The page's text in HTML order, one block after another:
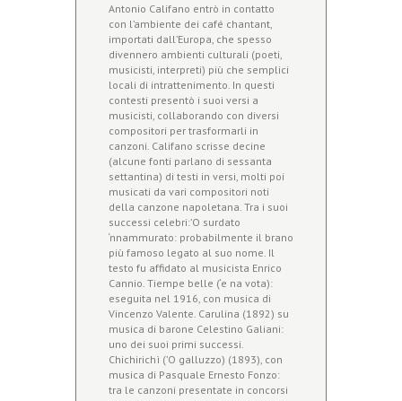
Antonio Califano entrò in contatto
con l’ambiente dei café chantant,
importati dall’Europa, che spesso
divennero ambienti culturali (poeti,
musicisti, interpreti) più che semplici
locali di intrattenimento. In questi
contesti presentò i suoi versi a
musicisti, collaborando con diversi
compositori per trasformarli in
canzoni. Califano scrisse decine
(alcune fonti parlano di sessanta
settantina) di testi in versi, molti poi
musicati da vari compositori noti
della canzone napoletana. Tra i suoi
successi celebri:’O surdato
‘nnammurato: probabilmente il brano
più famoso legato al suo nome. Il
testo fu affidato al musicista Enrico
Cannio. Tiempe belle (‘e na vota):
eseguita nel 1916, con musica di
Vincenzo Valente. Carulina (1892) su
musica di barone Celestino Galiani:
uno dei suoi primi successi.
Chichirichì (’O galluzzo) (1893), con
musica di Pasquale Ernesto Fonzo:
tra le canzoni presentate in concorsi